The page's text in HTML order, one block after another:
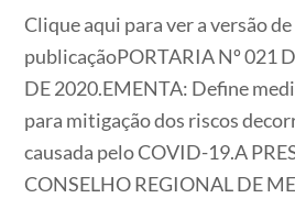
Clique aqui para ver a versão de
publicaçãoPORTARIA Nº 021
DE 2020.EMENTA: Define
para mitigação dos riscos
causada pelo COVID-19.A
CONSELHO REGIONAL DE